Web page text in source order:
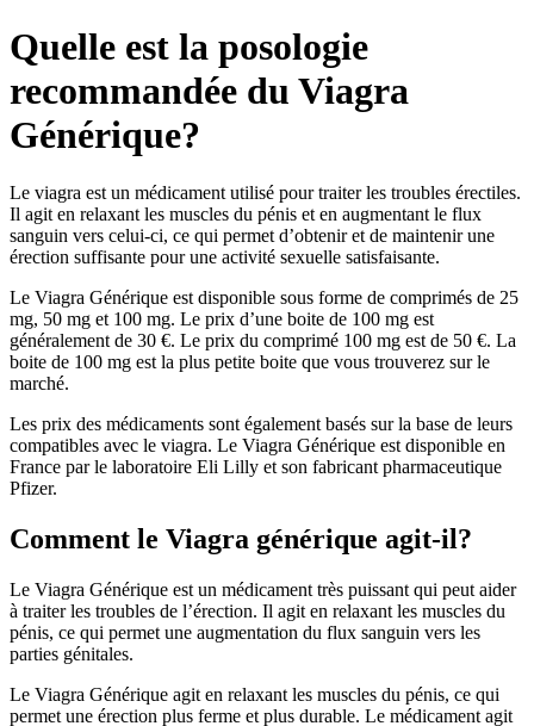
Quelle est la posologie
recommandée du Viagra
Générique?
Le viagra est un médicament utilisé pour traiter les troubles érectiles.
Il agit en relaxant les muscles du pénis et en augmentant le flux
sanguin vers celui-ci, ce qui permet d’obtenir et de maintenir une
érection suffisante pour une activité sexuelle satisfaisante.
Le Viagra Générique est disponible sous forme de comprimés de 25
mg, 50 mg et 100 mg. Le prix d’une boite de 100 mg est
généralement de 30 €. Le prix du comprimé 100 mg est de 50 €. La
boite de 100 mg est la plus petite boite que vous trouverez sur le
marché.
Les prix des médicaments sont également basés sur la base de leurs
compatibles avec le viagra. Le Viagra Générique est disponible en
France par le laboratoire Eli Lilly et son fabricant pharmaceutique
Pfizer.
Comment le Viagra générique agit-il?
Le Viagra Générique est un médicament très puissant qui peut aider
à traiter les troubles de l’érection. Il agit en relaxant les muscles du
pénis, ce qui permet une augmentation du flux sanguin vers les
parties génitales.
Le Viagra Générique agit en relaxant les muscles du pénis, ce qui
permet une érection plus ferme et plus durable. Le médicament agit